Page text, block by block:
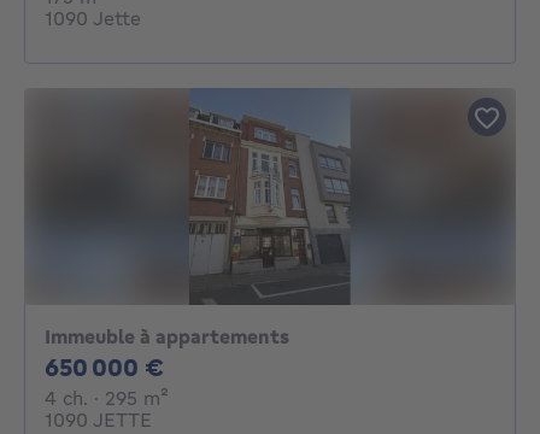
1090 Jette
Immeuble à appartements
650 000 €
4 ch. 4 chambres
· 295 m²
1090 JETTE